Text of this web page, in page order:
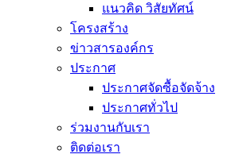
แนวคิด วิสัยทัศน์
โครงสร้าง
ข่าวสารองค์กร
ประกาศ
ประกาศจัดซื้อจัดจ้าง
ประกาศทั่วไป
ร่วมงานกับเรา
ติดต่อเรา